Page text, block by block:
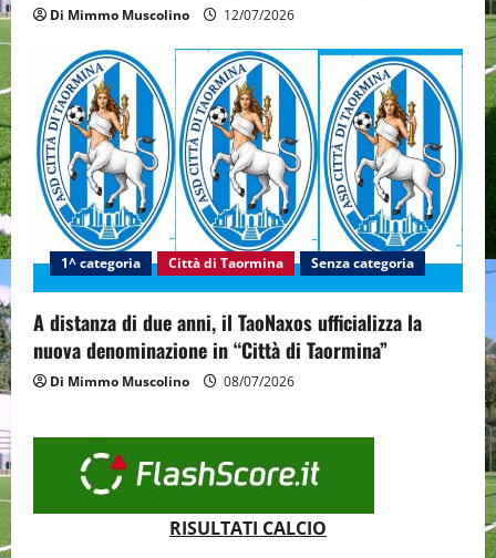
Di Mimmo Muscolino 12/07/2026
1^ categoria Città di Taormina Senza categoria
A distanza di due anni, il TaoNaxos ufficializza la
nuova denominazione in “Città di Taormina”
Di Mimmo Muscolino 08/07/2026
RISULTATI CALCIO